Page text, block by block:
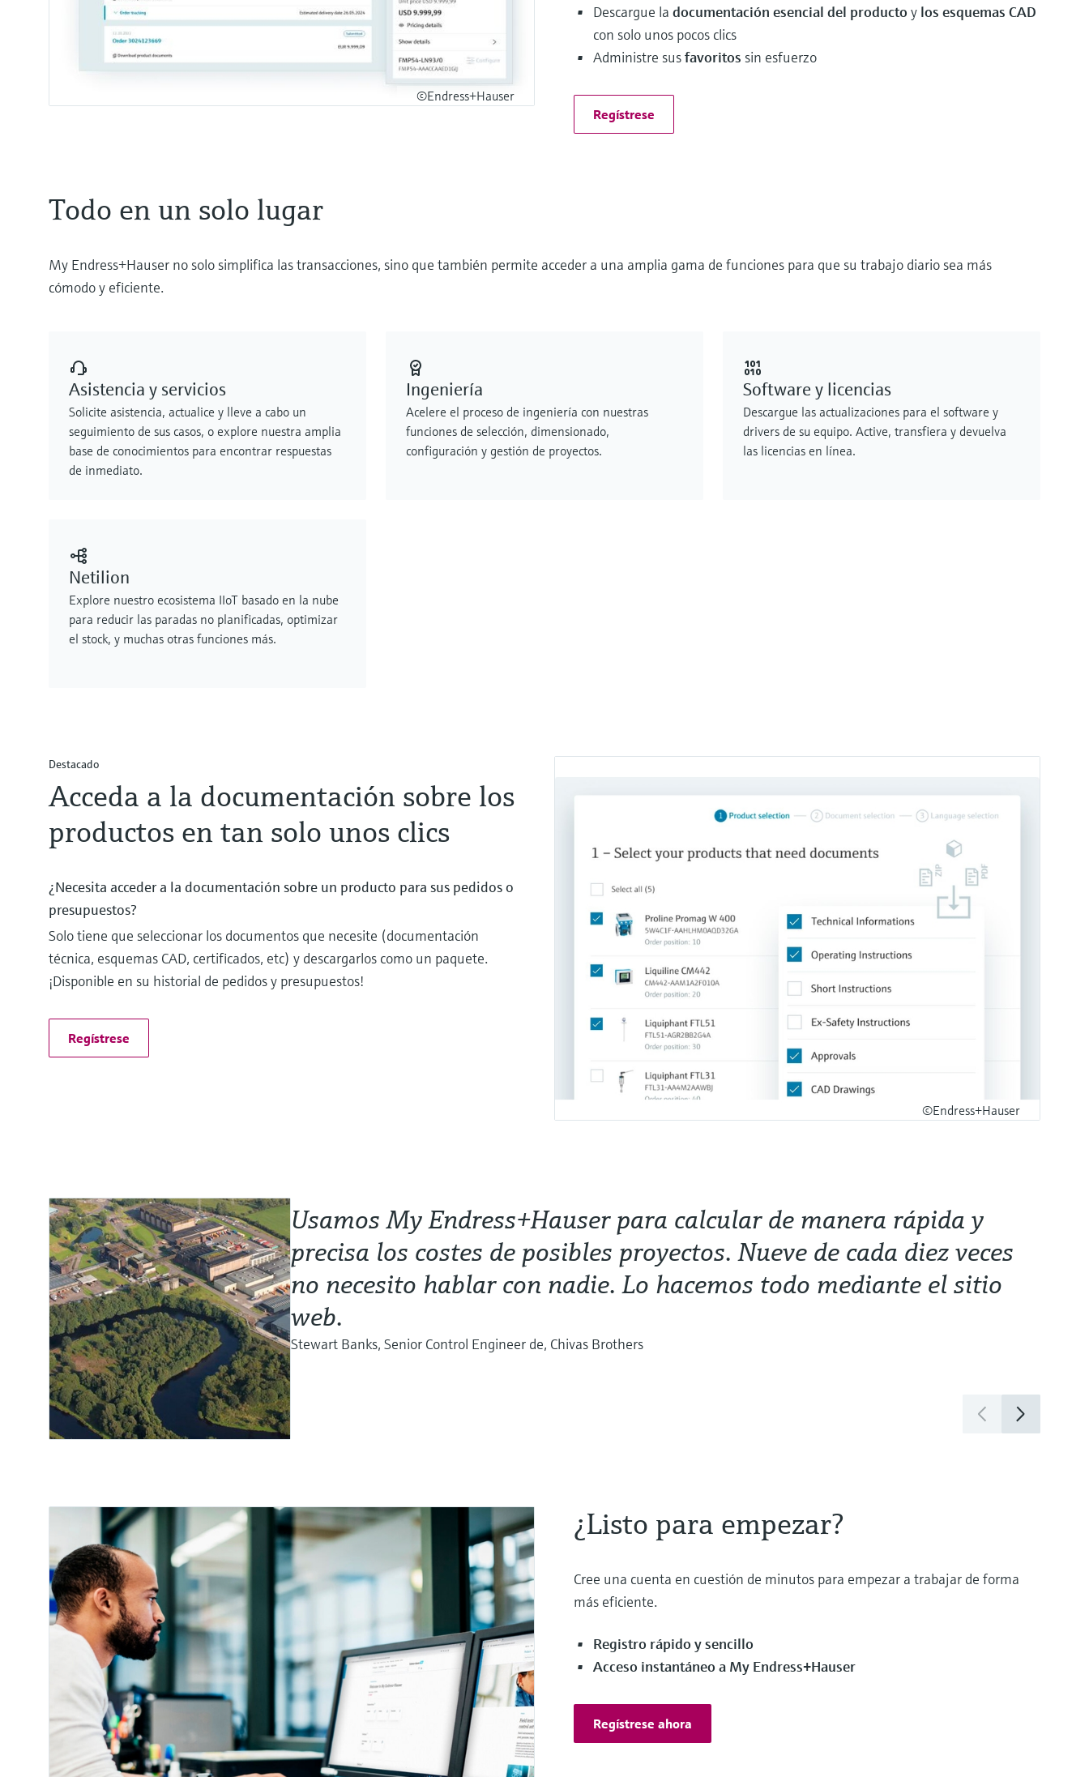
©Endress+Hauser
Descargue la documentación esencial del producto y los esquemas CAD
con solo unos pocos clics
Administre susfavoritos sin esfuerzo
Regístrese
Todo en un solo lugar
My Endress+Hauser no solo simplifica las transacciones, sino que también permite acceder a una amplia gama de funciones para que su trabajo diario sea más
cómodo y eficiente.
Asistencia y servicios
Solicite asistencia, actualice y lleve a cabo un
seguimiento de sus casos, o explore nuestra amplia
base de conocimientos para encontrar respuestas
de inmediato.
Ingeniería
Acelere el proceso de ingeniería con nuestras
funciones de selección, dimensionado,
configuración y gestión de proyectos.
Software y licencias
Descargue las actualizaciones para el software y
drivers de su equipo. Active, transfiera y devuelva
las licencias en línea.
Netilion
Explore nuestro ecosistema IIoT basado en la nube
para reducir las paradas no planificadas, optimizar
el stock, y muchas otras funciones más.
©Endress+Hauser
Destacado
Acceda a la documentación sobre los
productos en tan solo unos clics
¿Necesita acceder a la documentación sobre un producto para sus pedidos o
presupuestos?
Solo tiene que seleccionar los documentos que necesite (documentación
técnica, esquemas CAD, certificados, etc) y descargarlos como un paquete.
¡Disponible en su historial de pedidos y presupuestos!
Regístrese
Usamos My Endress+Hauser para calcular de manera rápida y
precisa los costes de posibles proyectos. Nueve de cada diez veces
no necesito hablar con nadie. Lo hacemos todo mediante el sitio
web.
Stewart Banks, Senior Control Engineer de, Chivas Brothers
¿Listo para empezar?
Cree una cuenta en cuestión de minutos para empezar a trabajar de forma
más eficiente.
Registro rápido y sencillo
Acceso instantáneo a My Endress+Hauser
Regístrese ahora